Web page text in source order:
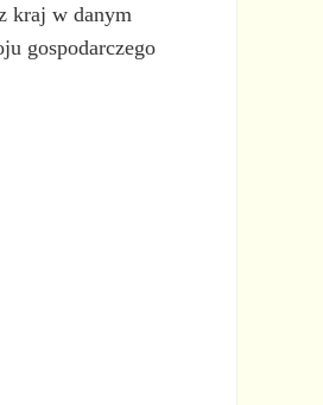
kraj w danym
gospodarczego